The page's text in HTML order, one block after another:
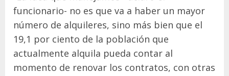
funcionario- no es que va a haber un mayor
número de alquileres, sino más bien que el
19,1 por ciento de la población que
actualmente alquila pueda contar al
momento de renovar los contratos, con otras